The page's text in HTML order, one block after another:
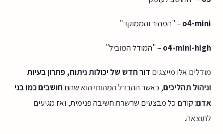
o4-mini– "המהיר והממוקד"
o4-mini-high– "המודל המוביל"
מודלים אלו מייצגים דור חדש של יכולות ניתוח, פתרון בעיות
וניהול תהליכים, כאשר ההבדל המהותי הוא שהםחושבים כמו בני
אדם: קודם כל מבצעים שרשרת חשיבה פנימית, ואז מגיעים
לתוצאה.